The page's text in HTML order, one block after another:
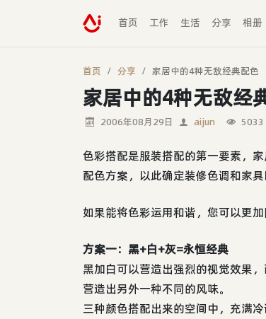
首页 工作 生活 分享 相册
首页 分享 家居中的4种无敌经典配色
家居中的4种无敌经
2006年08月29日 aijun 5033
色彩搭配是服装搭配的第一要素，
配色方案，以此确定装修色调和家具
如果能将色彩运用和谐，您可以更
方案一：黑+白+灰=永恒经典
黑加白可以营造出强烈的视觉效果
营造出另外一种不同的风味。
三种颜色搭配出来的空间中，充满